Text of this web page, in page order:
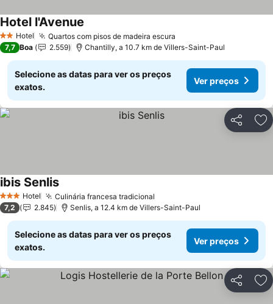
2 Estrelas
Hotel Quartos com pisos de madeira escura
Hotel l'Avenue
7,7 Boa 2.559 Chantilly, a 10.7 km de Villers-Saint-Paul
Selecione as datas para ver os preços
exatos.
Ver preços
Partilhar
3 EstrelasHotel Culinária francesa tradicional
ibis Senlis
7,2 2.845 Senlis, a 12.4 km de Villers-Saint-Paul
Selecione as datas para ver os preços
exatos.
Ver preços
Partilhar